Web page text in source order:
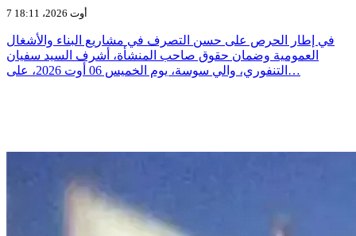
7 أوت 2026، 18:11
في إطار الحرص على حسن التصرف في مشاريع البناء والأشغال
العمومية وضمان حقوق صاحب المنشأة، أشرف السيد سفيان
التنفوري، والي سوسة، يوم الخميس 06 أوت 2026، على…